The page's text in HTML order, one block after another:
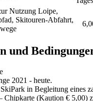
Nutzung Loipe,
Skitouren-Abfahrt,
und
2021 - heute.
in Begleitung eines
Chipkarte (Kaution € 5,00)